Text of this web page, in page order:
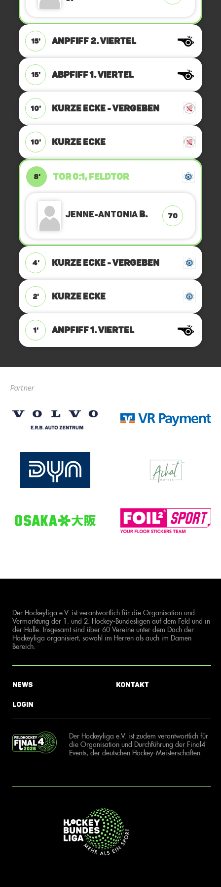
15' ANPFIFF 2. Viertel
15' ABPFIFF 1. Viertel
10' KURZE ECKE - VERGEBEN
10' KURZE ECKE
8' TOR 0:1, FELDTOR
Jenne-AntoniaB. 70
4' KURZE ECKE - VERGEBEN
2' KURZE ECKE
1' ANPFIFF 1. Viertel
Partner
Der Hockeyliga e.V. ist verantwortlich für die Organisation und
Vermarktung der 1. und 2. Hockey-Bundesligen auf dem Feld und in
der Halle. Insgesamt sind über 60 Vereine unter dem Dach der
Hockeyliga organisiert, sowohl im Herren als auch im Damen
Bereich.
News
Login
Kontakt
Der Hockeyliga e.V. ist zudem verantwortlich für
die Organisation und Durchführung der Final4
Events, der deutschen Hockey-Meisterschaften.